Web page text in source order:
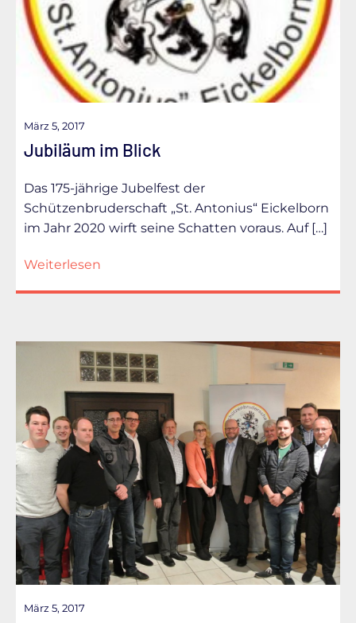
März 5, 2017
Jubiläum im Blick
Das 175-jährige Jubelfest der
Schützenbruderschaft „St. Antonius“ Eickelborn
im Jahr 2020 wirft seine Schatten voraus. Auf […]
Weiterlesen
März 5, 2017